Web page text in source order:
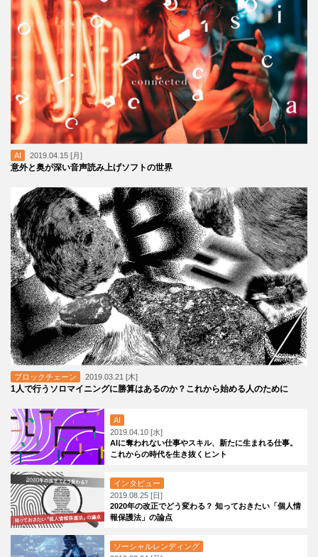
AI 2019.04.15 [月]
意外と奥が深い音声読み上げソフトの世界
ブロックチェーン 2019.03.21 [木]
1人で行うソロマイニングに勝算はあるのか？これから始める人のために
AI
2019.04.10 [水]
AIに奪われない仕事やスキル、新たに生まれる仕事。
これからの時代を生き抜くヒント
インタビュー
2019.08.25 [日]
2020年の改正でどう変わる？ 知っておきたい「個人情
報保護法」の論点
ソーシャルレンディング